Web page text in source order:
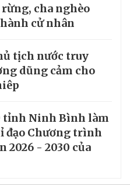
cha nghèo
cử nhân
tịch nước truy
dũng cảm cho
tỉnh Ninh Bình làm
đạo Chương trình
2026 - 2030 của